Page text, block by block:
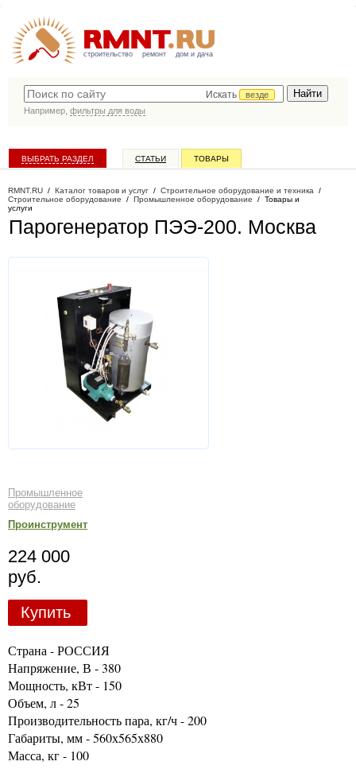
строительство ремонт дом и дача
Искать
везде
Например, фильтры для воды
ВЫБРАТЬ РАЗДЕЛ СТАТЬИ ТОВАРЫ
RMNT.RU / Каталог товаров и услуг / Строительное оборудование и техника /
Строительное оборудование / Промышленное оборудование / Товары и
услуги
Парогенератор ПЭЭ-200. Москва
Промышленное
оборудование
Проинструмент
224 000
руб.
Купить
Страна - РОССИЯ
Напряжение, В - 380
Мощность, кВт - 150
Объем, л - 25
Производительность пара, кг/ч - 200
Габариты, мм - 560х565х880
Масса, кг - 100